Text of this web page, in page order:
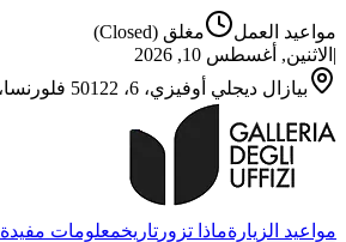
مواعيد العمل مغلق (Closed)
| الاثنين, أغسطس 10, 2026
بيازال ديجلي أوفيزي، 6، 50122 فلورنسا، إيطاليا
مواعيد الزيارةماذا تزور تاريخمعلومات مفيدة